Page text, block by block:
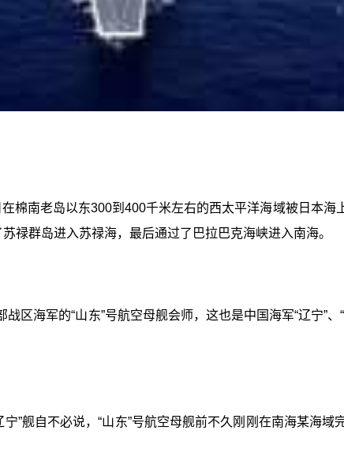
棉南老岛以东300到400千米左右的西太平洋海域被日本
禄群岛进入苏禄海，最后通过了巴拉巴克海峡进入南海。
区海军的“山东”号航空母舰会师，这也是中国海军“辽宁”
”舰自不必说，“山东”号航空母舰前不久刚刚在南海某海